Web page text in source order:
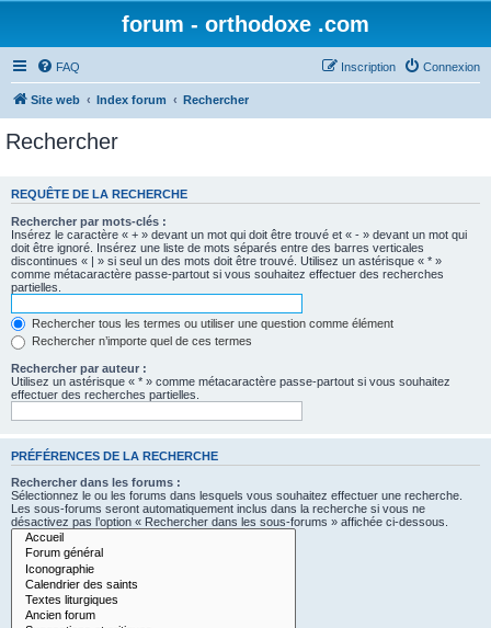
forum - orthodoxe .com
FAQ Connexion
Inscription
Site web Index forum Rechercher
Rechercher
REQUÊTE DE LA RECHERCHE
Rechercher par mots-clés :
Insérez le caractère « + » devant un mot qui doit être trouvé et « - » devant un mot qui
doit être ignoré. Insérez une liste de mots séparés entre des barres verticales
discontinues « | » si seul un des mots doit être trouvé. Utilisez un astérisque « * »
comme métacaractère passe-partout si vous souhaitez effectuer des recherches
partielles.
Rechercher tous les termes ou utiliser une question comme élément
Rechercher n’importe quel de ces termes
Rechercher par auteur :
Utilisez un astérisque « * » comme métacaractère passe-partout si vous souhaitez
effectuer des recherches partielles.
PRÉFÉRENCES DE LA RECHERCHE
Rechercher dans les forums :
Sélectionnez le ou les forums dans lesquels vous souhaitez effectuer une recherche.
Les sous-forums seront automatiquement inclus dans la recherche si vous ne
désactivez pas l’option « Rechercher dans les sous-forums » affichée ci-dessous.